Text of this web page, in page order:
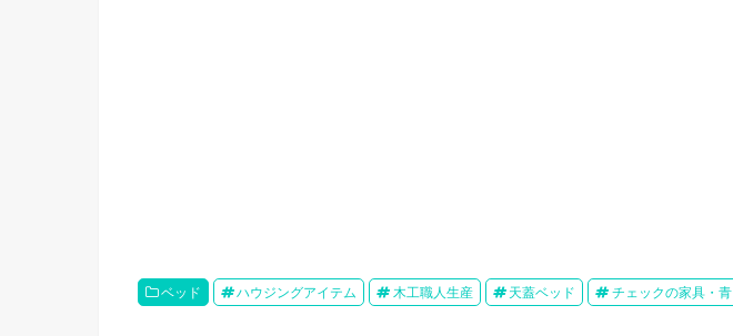
ベッド ハウジングアイテム 木工職人生産 天蓋ベッド チェックの家具・青